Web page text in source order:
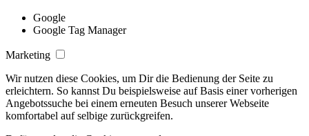
Google
Google Tag Manager
Marketing
Wir nutzen diese Cookies, um Dir die Bedienung der Seite zu
erleichtern. So kannst Du beispielsweise auf Basis einer vorherigen
Angebotssuche bei einem erneuten Besuch unserer Webseite
komfortabel auf selbige zurückgreifen.